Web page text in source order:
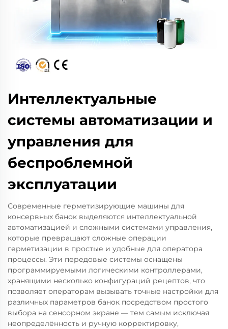
Интеллектуальные
системы автоматизации и
управления для
беспроблемной
эксплуатации
Современные герметизирующие машины для
консервных банок выделяются интеллектуальной
автоматизацией и сложными системами управления,
которые превращают сложные операции
герметизации в простые и удобные для оператора
процессы. Эти передовые системы оснащены
программируемыми логическими контроллерами,
хранящими несколько конфигураций рецептов, что
позволяет операторам вызывать точные настройки для
различных параметров банок посредством простого
выбора на сенсорном экране — тем самым исключая
неопределённость и ручную корректировку,